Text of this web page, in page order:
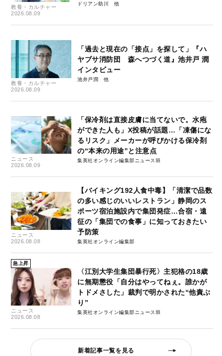
教養・カルチャー
2026.08.09
ドリアン助川
教養・カルチャー
2026.08.09
「過去と現在の「接点」を探して」『ハ
ヤブサ消防団 森へつづく道』池井戸 潤
インタビュー
池井戸潤
ニュース
2026.08.09
「保冷剤は直接皮膚に当てないで。水疱
ができた人も」X投稿が話題…「凍傷にな
るリスク」メーカーが呼びかける保冷剤
の“本来の用途”と注意点
集英社オンライン編集部ニュース班
ニュース
2026.08.08
【バイキング192人食中毒】「清潔で品数
の多い感じのいいレストラン」静岡のス
ポーツ宿泊施設内で集団発症…合宿・遠
征の「集団での食事」に知っておきたい
予防策
集英社オンライン編集部
急上昇
ニュース
2026.08.08
〈江別大学生集団暴行死〉主犯格の18歳
に無期懲役「自分はやってねぇ。誰かが
トドメさした」裁判で明かされた“他責ぶ
り”
集英社オンライン編集部ニュース班
新着記事一覧を見る